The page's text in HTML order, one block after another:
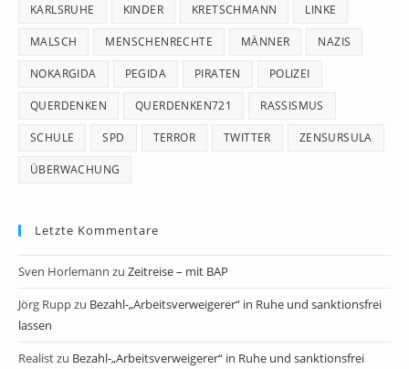
KARLSRUHE KINDER KRETSCHMANN LINKE
MALSCH MENSCHENRECHTE MÄNNER NAZIS
NOKARGIDA PEGIDA PIRATEN POLIZEI
QUERDENKEN QUERDENKEN721 RASSISMUS
SCHULE SPD TERROR TWITTER ZENSURSULA
ÜBERWACHUNG
Letzte Kommentare
Sven Horlemann zu Zeitreise – mit BAP
Jörg Ruppzu Bezahl-„Arbeitsverweigerer“ in Ruhe und sanktionsfrei
lassen
Realistzu Bezahl-„Arbeitsverweigerer“ in Ruhe und sanktionsfrei